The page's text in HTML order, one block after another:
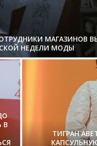
МАГАЗИНОВ
НЕДЕЛИ МОДЫ
В
ТИГРАН